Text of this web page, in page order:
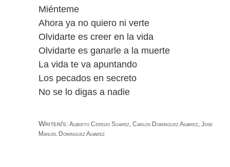
Miénteme
Ahora ya no quiero ni verte
Olvidarte es creer en la vida
Olvidarte es ganarle a la muerte
La vida te va apuntando
Los pecados en secreto
No se lo digas a nadie
Writer/s: Alberto Cereijo Suarez, Carlos Dominguez Alvarez, Jose
Manuel Dominguez Alvarez